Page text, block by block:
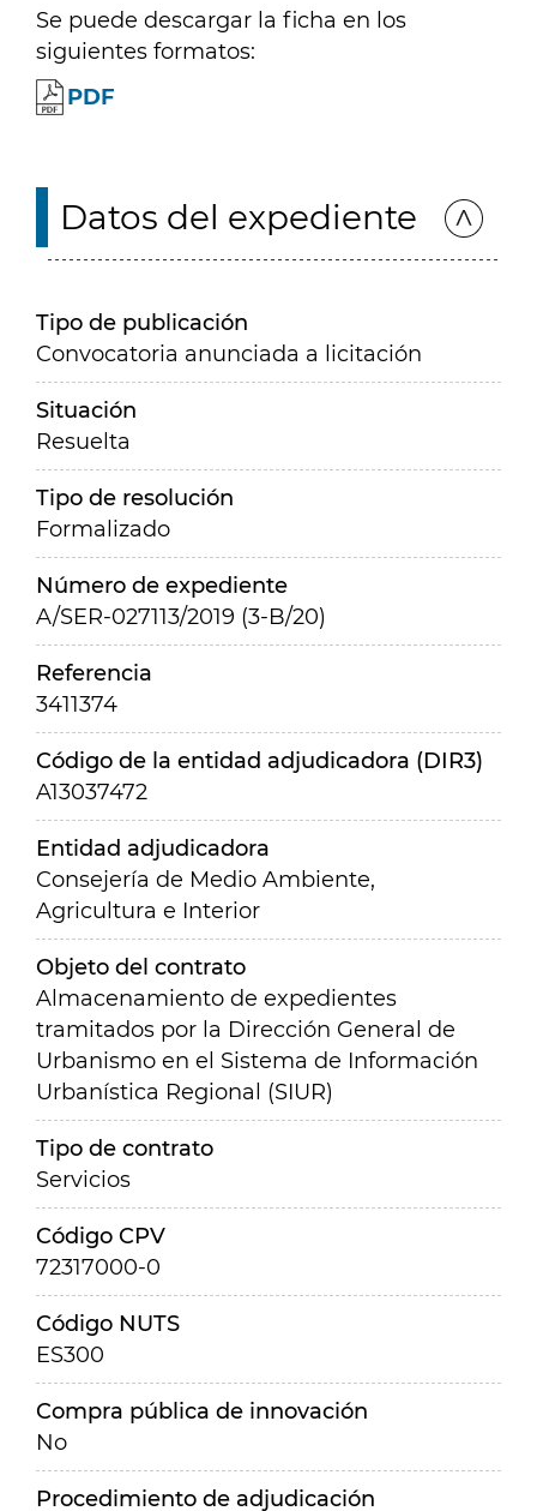
Se puede descargar la ficha en los
siguientes formatos:
PDF
Datos del expediente
Tipo de publicación
Convocatoria anunciada a licitación
Situación
Resuelta
Tipo de resolución
Formalizado
Número de expediente
A/SER-027113/2019 (3-B/20)
Referencia
3411374
Código de la entidad adjudicadora (DIR3)
A13037472
Entidad adjudicadora
Consejería de Medio Ambiente,
Agricultura e Interior
Objeto del contrato
Almacenamiento de expedientes
tramitados por la Dirección General de
Urbanismo en el Sistema de Información
Urbanística Regional (SIUR)
Tipo de contrato
Servicios
Código CPV
72317000-0
Código NUTS
ES300
Compra pública de innovación
No
Procedimiento de adjudicación